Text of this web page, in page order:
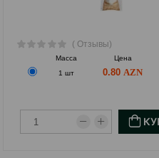
( Отзывы)
Масса Цена
1 шт
0.80